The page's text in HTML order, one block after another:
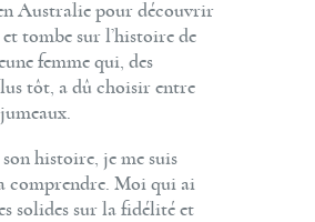
Australie pour découvrir
et tombe sur l’histoire de
femme qui, des
tôt, a dû choisir entre
histoire, je me suis
comprendre. Moi qui ai
solides sur la fidélité et